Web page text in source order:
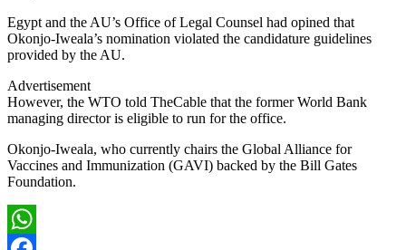
Egypt and the AU’s Office of Legal Counsel had opined that
Okonjo-Iweala’s nomination violated the candidature guidelines
provided by the AU.
Advertisement
However, the WTO told TheCable that the former World Bank
managing director is eligible to run for the office.
Okonjo-Iweala, who currently chairs the Global Alliance for
Vaccines and Immunization (GAVI) backed by the Bill Gates
Foundation.